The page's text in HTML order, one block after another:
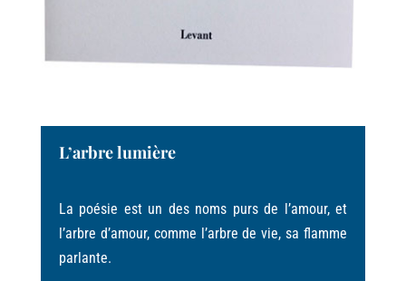
L’arbre lumière
La poésie est un des noms purs de l’amour, et
l’arbre d’amour, comme l’arbre de vie, sa flamme
parlante.